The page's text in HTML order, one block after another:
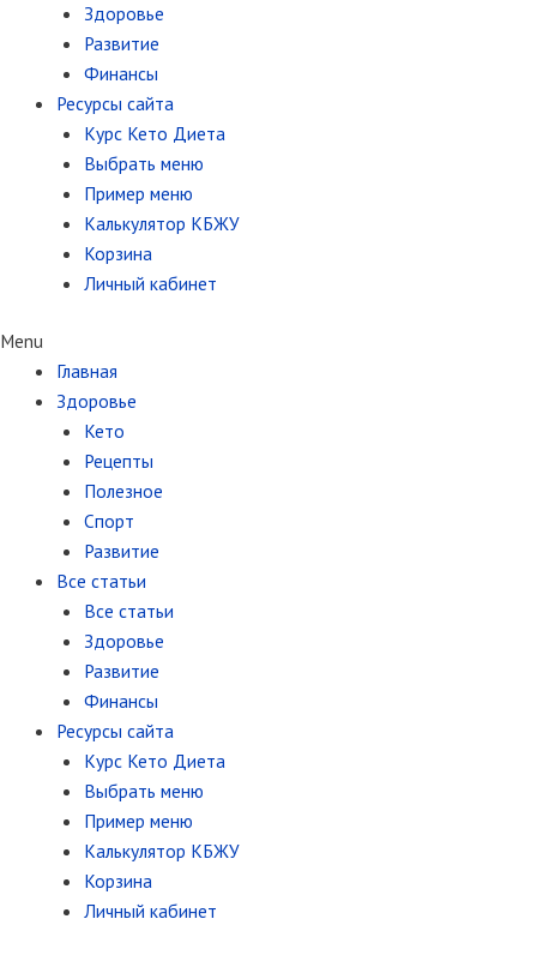
Здоровье
Развитие
Финансы
Ресурсы сайта
Курс Кето Диета
Выбрать меню
Пример меню
Калькулятор КБЖУ
Корзина
Личный кабинет
Menu
Главная
Здоровье
Кето
Рецепты
Полезное
Спорт
Развитие
Все статьи
Все статьи
Здоровье
Развитие
Финансы
Ресурсы сайта
Курс Кето Диета
Выбрать меню
Пример меню
Калькулятор КБЖУ
Корзина
Личный кабинет